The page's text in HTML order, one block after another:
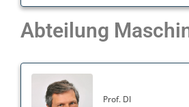
Abteilung
Prof. DI